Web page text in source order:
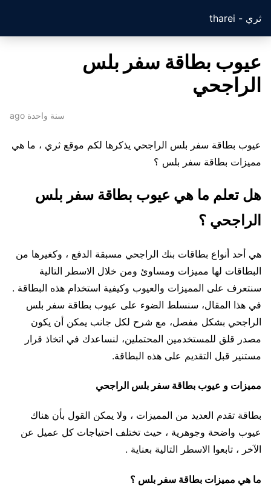
ثري - tharei
عيوب بطاقة سفر بلس
الراجحي
سنة واحدة ago
عيوب بطاقة سفر بلس الراجحي يذكرها لكم موقع ثري ، ما هي
مميزات بطاقة سفر بلس ؟
هل تعلم ما هي عيوب بطاقة سفر بلس
الراجحي ؟
هي أحد أنواع بطاقات بنك الراجحي مسبقة الدفع ، وكغيرها من
البطاقات لها مميزات ومساوئ ومن خلال الاسطر التالية
سنتعرف على المميزات والعيوب وكيفية استخدام هذه البطاقة .
في هذا المقال، سنسلط الضوء على عيوب بطاقة سفر بلس
الراجحي بشكل مفصل، مع شرح لكل جانب يمكن أن يكون
مصدر قلق للمستخدمين المحتملين، لنساعدك في اتخاذ قرار
مستنير قبل التقديم على هذه البطاقة.
مميزات و عيوب بطاقة سفر بلس الراجحي
بطاقة تقدم العديد من المميزات ، ولا يمكن القول بأن هناك
عيوب واضحة وجوهرية ، حيث تختلف احتياجات كل عميل عن
الآخر ، تابعوا الاسطر التالية بعناية .
ما هي مميزات بطاقة سفر بلس ؟